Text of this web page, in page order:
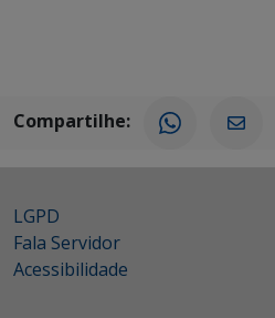
Compartilhe:
LGPD
Fala Servidor
Acessibilidade